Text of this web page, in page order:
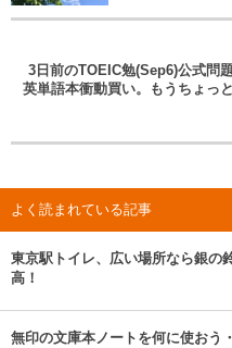
3日前のTOEIC勉(Sep6)公式問
英単語本衝動買い。もうちょっ
よく読まれている記事
東京駅トイレ、広い場所なら銀の
高！
無印の文庫本ノートを何に使おう